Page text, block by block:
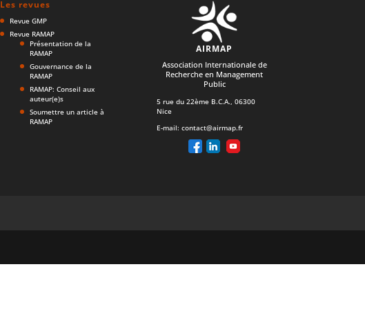
Les revues
Revue GMP
Revue RAMAP
Présentation de la
RAMAP
Gouvernance de la
RAMAP
RAMAP: Conseil aux
auteur(e)s
Soumettre un article à
RAMAP
AIRMAP
Association Internationale de
Recherche en Management
Public
5 rue du 22ème B.C.A., 06300
Nice
E-mail: contact@airmap.fr